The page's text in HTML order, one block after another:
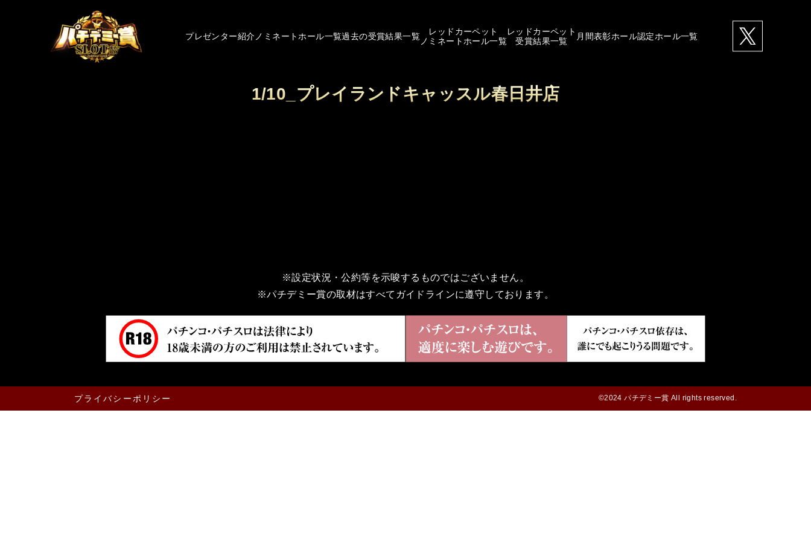
プレゼンター紹介 ノミネートホール一覧過去の受賞結果一覧
レッドカーペット
ノミネートホール一覧
レッドカーペット
受賞結果一覧
月間表彰ホール認定ホール一覧
1/10_プレイランドキャッスル春日井店
※設定状況・公約等を示唆するものではございません。
※パチデミー賞の取材はすべてガイドラインに遵守しております。
プライバシーポリシー ©2024 パチデミー賞 All rights reserved.